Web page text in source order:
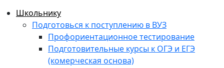
Школьнику
Подготовься к поступлению в ВУЗ
Профориентационное тестирование
Подготовительные курсы к ОГЭ и ЕГЭ
(комерческая основа)